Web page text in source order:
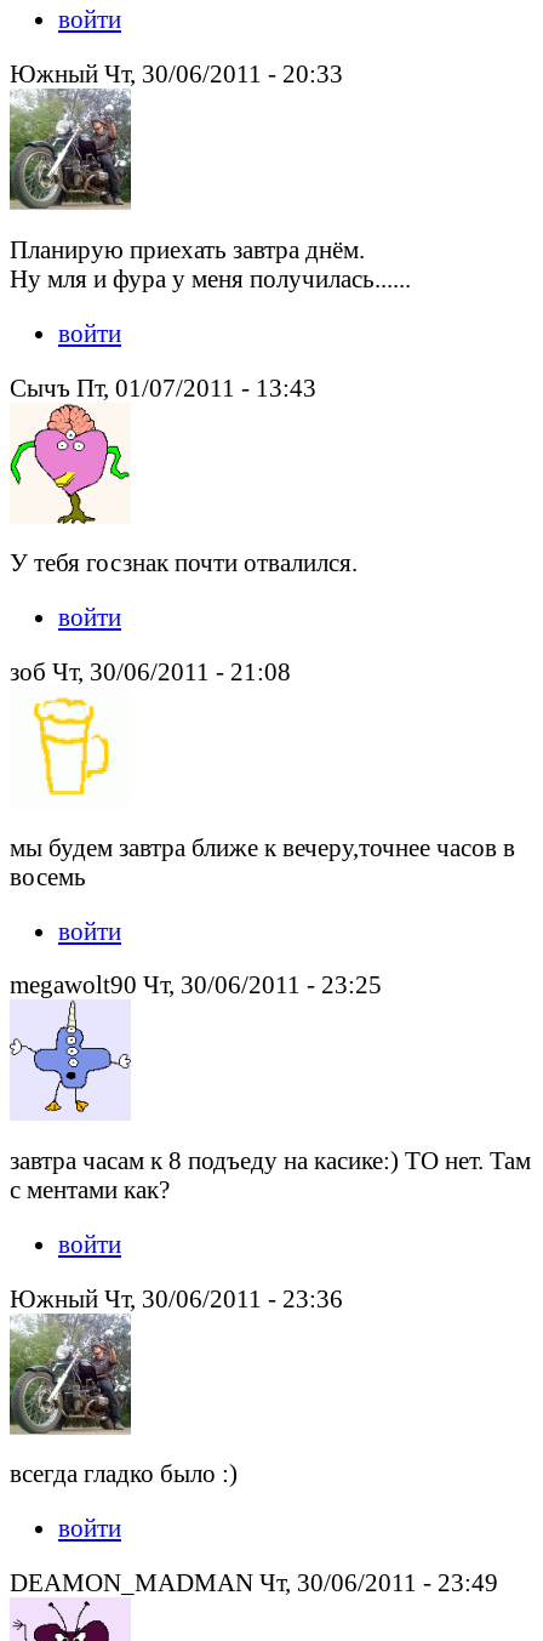
войти
Южный Чт, 30/06/2011 - 20:33
Планирую приехать завтра днём.
Ну мля и фура у меня получилась......
войти
Сычъ Пт, 01/07/2011 - 13:43
У тебя госзнак почти отвалился.
войти
зоб Чт, 30/06/2011 - 21:08
мы будем завтра ближе к вечеру,точнее часов в
восемь
войти
megawolt90 Чт, 30/06/2011 - 23:25
завтра часам к 8 подъеду на касике:) ТО нет. Там
с ментами как?
войти
Южный Чт, 30/06/2011 - 23:36
всегда гладко было :)
войти
DEAMON_MADMAN Чт, 30/06/2011 - 23:49